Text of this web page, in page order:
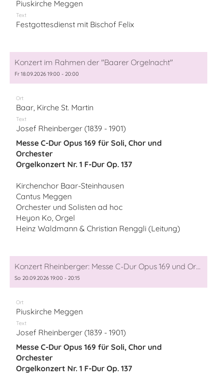
Piuskirche Meggen
Text
Festgottesdienst mit Bischof Felix
Konzert im Rahmen der "Baarer Orgelnacht"
Fr 18.09.2026 19:00 - 20:00
Ort
Baar, Kirche St. Martin
Text
Josef Rheinberger (1839 - 1901)
Messe C-Dur Opus 169 für Soli, Chor und
Orchester
Orgelkonzert Nr. 1 F-Dur Op. 137
Kirchenchor Baar-Steinhausen
Cantus Meggen
Orchester und Solisten ad hoc
Heyon Ko, Orgel
Heinz Waldmann & Christian Renggli (Leitung)
Konzert Rheinberger: Messe C-Dur Opus 169 und Orgelkonzert Nr. 1 F-Dur Op. 137
So 20.09.2026 19:00 - 20:15
Ort
Piuskirche Meggen
Text
Josef Rheinberger (1839 - 1901)
Messe C-Dur Opus 169 für Soli, Chor und
Orchester
Orgelkonzert Nr. 1 F-Dur Op. 137